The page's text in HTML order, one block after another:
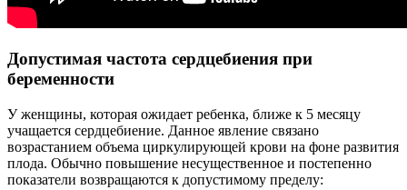
Допустимая частота сердцебиения при
беременности
У женщины, которая ожидает ребенка, ближе к 5 месяцу
учащается сердцебиение. Данное явление связано
возрастанием объема циркулирующей крови на фоне развития
плода. Обычно повышение несущественное и постепенно
показатели возвращаются к допустимому пределу: